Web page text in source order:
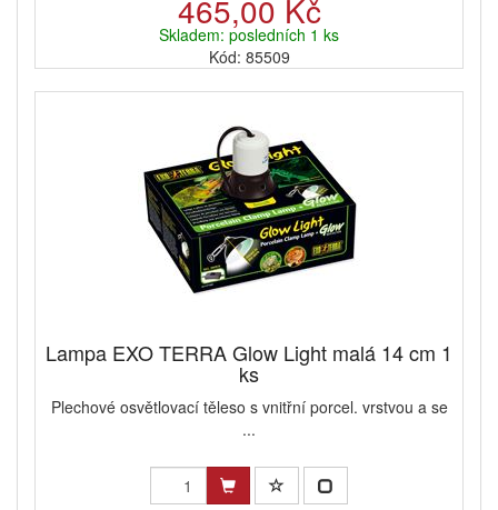
465,00 Kč
Skladem: posledních 1 ks
Kód: 85509
Lampa EXO TERRA Glow Light malá 14 cm 1
ks
Plechové osvětlovací těleso s vnitřní porcel. vrstvou a se
...